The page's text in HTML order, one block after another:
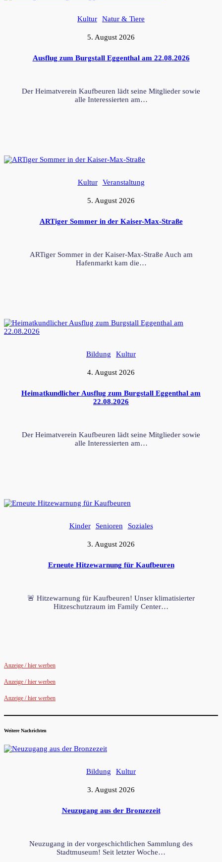
Kultur Natur & Tiere
5. August 2026
Ausflug zum Burgstall Eggenthal am 22.08.2026
Der Heimatverein Kaufbeuren lädt seine Mitglieder sowie
alle Interessierten am…
Kultur Veranstaltung
5. August 2026
ARTiger Sommer in der Kaiser-Max-Straße
ARTiger Sommer in der Kaiser-Max-Straße Auch am
Hafenmarkt kam die…
Bildung Kultur
4. August 2026
Heimatkundlicher Ausflug zum Burgstall Eggenthal am
22.08.2026
Der Heimatverein Kaufbeuren lädt seine Mitglieder sowie
alle Interessierten am…
Kinder Senioren Soziales
3. August 2026
Erneute Hitzewarnung für Kaufbeuren
🚨 Hitzewarnung für Kaufbeuren! Unser klimatisierter
Hitzeschutzraum im Family Center…
Anzeige / hier werben
Anzeige / hier werben
Anzeige / hier werben
Weitere Nachrichten
Bildung Kultur
3. August 2026
Neuzugang aus der Bronzezeit
Neuzugang in der vorgeschichtlichen Sammlung des
Stadtmuseum! Seit letzter Woche…